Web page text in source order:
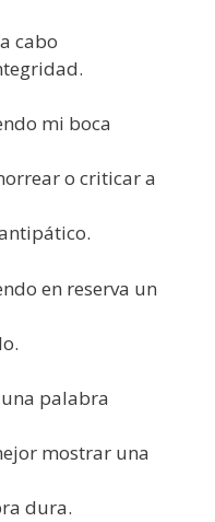
cabo
mi boca
o criticar a
en reserva un
palabra
mostrar una
dura.